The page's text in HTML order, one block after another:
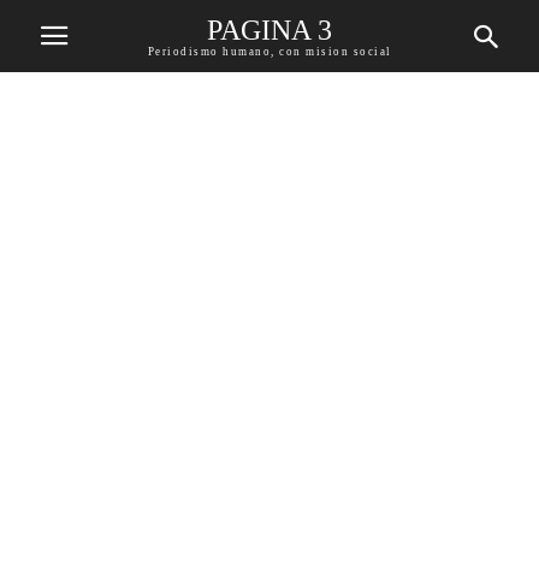
PAGINA 3
Periodismo humano, con mision social